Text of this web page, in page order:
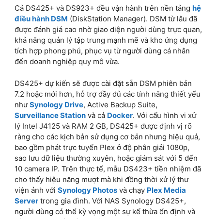
Cả DS425+ và DS923+ đều vận hành trên nền tảng hệ
điều hành DSM (DiskStation Manager). DSM từ lâu đã
được đánh giá cao nhờ giao diện người dùng trực quan,
khả năng quản lý tập trung mạnh mẽ và kho ứng dụng
tích hợp phong phú, phục vụ từ người dùng cá nhân
đến doanh nghiệp quy mô vừa.
DS425+ dự kiến sẽ được cài đặt sẵn DSM phiên bản
7.2 hoặc mới hơn, hỗ trợ đầy đủ các tính năng thiết yếu
nhưSynology Drive, Active Backup Suite,
Surveillance Station và cả Docker. Với cấu hình vi xử
lý Intel J4125 và RAM 2 GB, DS425+ được định vị rõ
ràng cho các kịch bản sử dụng cơ bản nhưng hiệu quả,
bao gồm phát trực tuyến Plex ở độ phân giải 1080p,
sao lưu dữ liệu thường xuyên, hoặc giám sát với 5 đến
10 camera IP. Trên thực tế, mẫu DS423+ tiền nhiệm đã
cho thấy hiệu năng mượt mà khi đồng thời xử lý thư
viện ảnh với Synology Photos và chạy Plex Media
Server trong gia đình. Với NAS Synology DS425+,
người dùng có thể kỳ vọng một sự kế thừa ổn định và